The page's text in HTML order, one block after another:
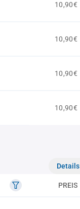
10,90€
10,90€
10,90€
10,90€
Details
PREIS